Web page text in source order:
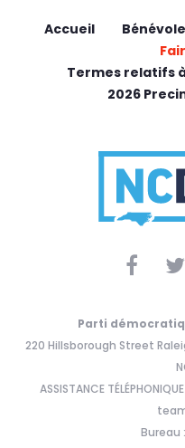
Accueil Bénévole
Termes relatifs
2026
Parti
220 Hillsborough Street
ASSISTANCE
Bureau